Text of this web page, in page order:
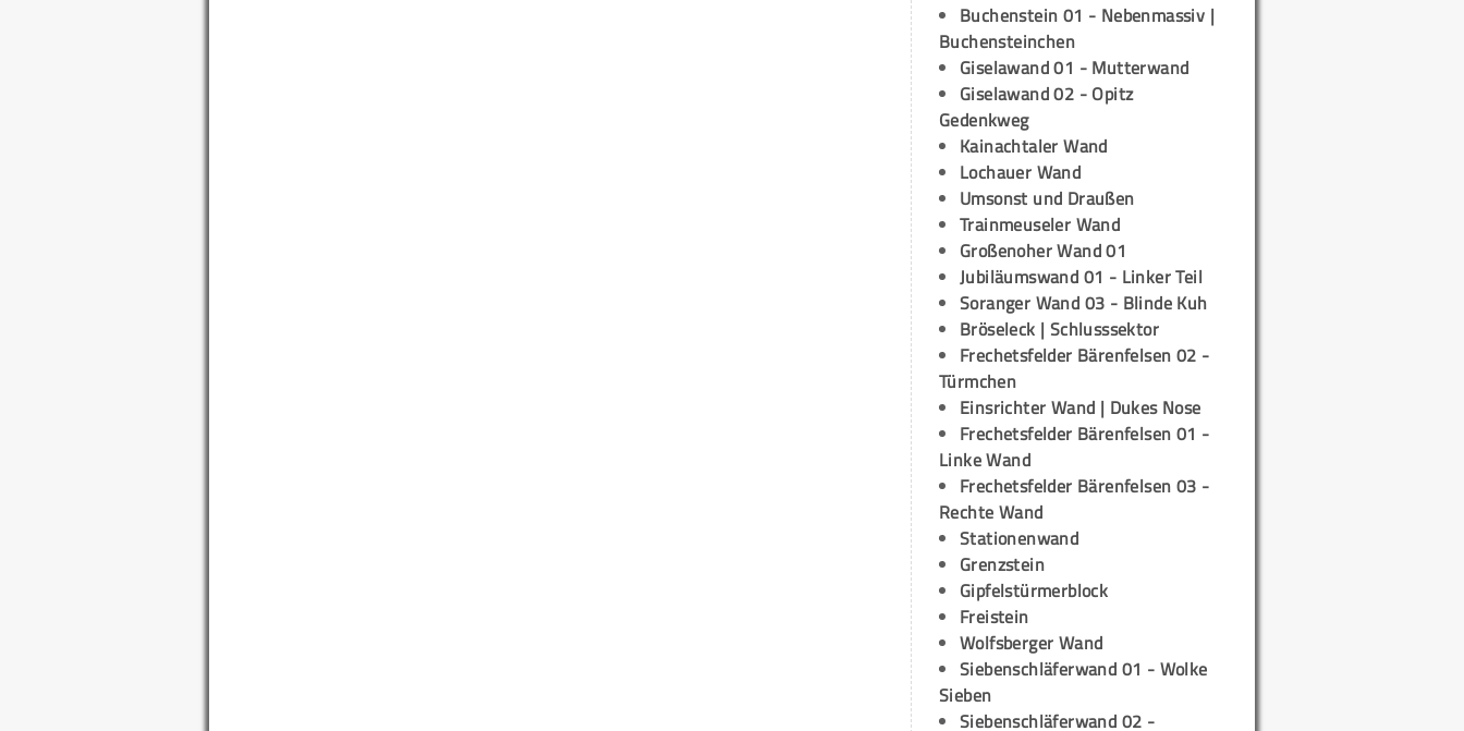
Buchenstein 01 - Nebenmassiv |
Buchensteinchen
Giselawand 01 - Mutterwand
Giselawand 02 - Opitz
Gedenkweg
Kainachtaler Wand
Lochauer Wand
Umsonst und Draußen
Trainmeuseler Wand
Großenoher Wand 01
Jubiläumswand 01 - Linker Teil
Soranger Wand 03 - Blinde Kuh
Bröseleck | Schlusssektor
Frechetsfelder Bärenfelsen 02 -
Türmchen
Einsrichter Wand | Dukes Nose
Frechetsfelder Bärenfelsen 01 -
Linke Wand
Frechetsfelder Bärenfelsen 03 -
Rechte Wand
Stationenwand
Grenzstein
Gipfelstürmerblock
Freistein
Wolfsberger Wand
Siebenschläferwand 01 - Wolke
Sieben
Siebenschläferwand 02 -